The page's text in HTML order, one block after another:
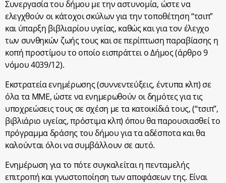
Συνεργασία του δήμου με την αστυνομία, ώστε να
ελεγχθούν οι κάτοχοι σκύλων για την τοποθέτηση “τσιπ”
και ύπαρξη βιβλιαρίου υγείας, καθώς και για τον έλεγχο
των συνθηκών ζωής τους και σε περίπτωση παραβίασης η
κοπή προστίμου το οποίο εισπράττει ο Δήμος (άρθρο 9
νόμου 4039/12).
Εκστρατεία ενημέρωσης (συννεντεύξεις, έντυπα κλπ) σε
όλα τα ΜΜΕ, ώστε να ενημερωθούν οι δημότες για τις
υποχρεώσεις τους σε σχέση με τα κατοικίδιά τους, (“τσιπ”,
βιβλιάριο υγείας, πρόστιμα κλπ) όπου θα παρουσιασθεί το
πρόγραμμα δράσης του δήμου για τα αδέσποτα και θα
καλούνται όλοι να συμβάλλουν σε αυτό.
Ενημέρωση για το πότε συγκαλείται η πενταμελής
επιτροπή και γνωστοποίηση των αποφάσεων της. Είναι